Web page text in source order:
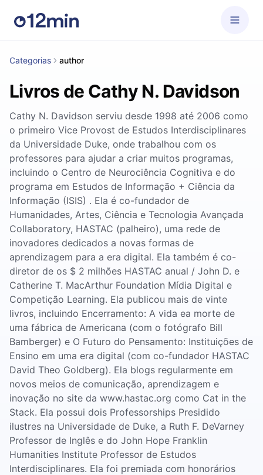
Categorias author
Livros de Cathy N. Davidson
Cathy N. Davidson serviu desde 1998 até 2006 como
o primeiro Vice Provost de Estudos Interdisciplinares
da Universidade Duke, onde trabalhou com os
professores para ajudar a criar muitos programas,
incluindo o Centro de Neurociência Cognitiva e do
programa em Estudos de Informação + Ciência da
Informação (ISIS) . Ela é co-fundador de
Humanidades, Artes, Ciência e Tecnologia Avançada
Collaboratory, HASTAC (palheiro), uma rede de
inovadores dedicados a novas formas de
aprendizagem para a era digital. Ela também é co-
diretor de os $ 2 milhões HASTAC anual / John D. e
Catherine T. MacArthur Foundation Mídia Digital e
Competição Learning. Ela publicou mais de vinte
livros, incluindo Encerramento: A vida ea morte de
uma fábrica de Americana (com o fotógrafo Bill
Bamberger) e O Futuro do Pensamento: Instituições de
Ensino em uma era digital (com co-fundador HASTAC
David Theo Goldberg). Ela blogs regularmente em
novos meios de comunicação, aprendizagem e
inovação no site da www.hastac.org como Cat in the
Stack. Ela possui dois Professorships Presidido
ilustres na Universidade de Duke, a Ruth F. DeVarney
Professor de Inglês e do John Hope Franklin
Humanities Institute Professor de Estudos
Interdisciplinares. Ela foi premiada com honorários